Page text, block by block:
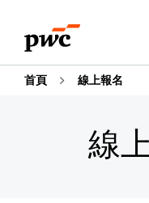
首頁 線上報名
線